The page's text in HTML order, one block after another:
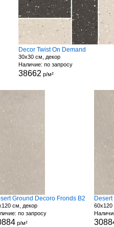
Decor Twist On Demand
30x30 см, декор
Наличие: по запросу
38662 р/м²
Ground Decoro Fronds B2
см, декор
по запросу
р/м²
60x120